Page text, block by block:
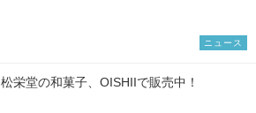
ニュース
松栄堂の和菓子、OISHIIで販売中！